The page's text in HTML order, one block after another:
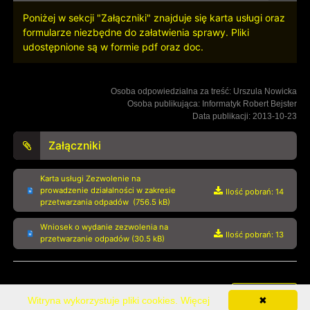
Poniżej w sekcji "Załączniki" znajduje się karta usługi oraz
formularze niezbędne do załatwienia sprawy. Pliki
udostępnione są w formie pdf oraz doc.
Osoba odpowiedzialna za treść: Urszula Nowicka
Osoba publikująca: Informatyk Robert Bejster
Data publikacji: 2013-10-23
Załączniki
Karta usługi Zezwolenie na
prowadzenie działalności w zakresie
przetwarzania odpadów (756.5 kB)
Ilość pobrań: 14
Wniosek o wydanie zezwolenia na
przetwarzanie odpadów (30.5 kB)
Ilość pobrań: 13
Rejestr zmian
✖
Witryna wykorzystuje pliki cookies. Więcej